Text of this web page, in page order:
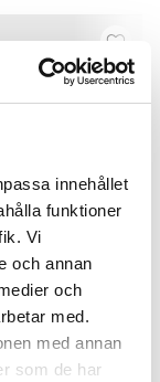
innehållet
funktioner
Vi
och annan
och
med.
med annan
som de har
Case